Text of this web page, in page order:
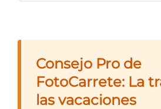
Consejo Pro de
FotoCarrete: La
las vacaciones